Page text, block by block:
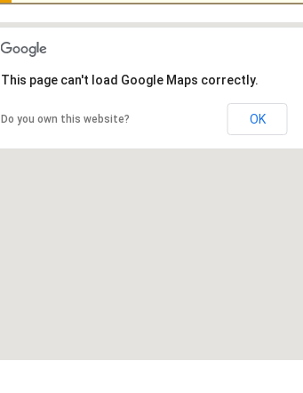
This page can't load Google Maps correctly.
Do you own this website? OK